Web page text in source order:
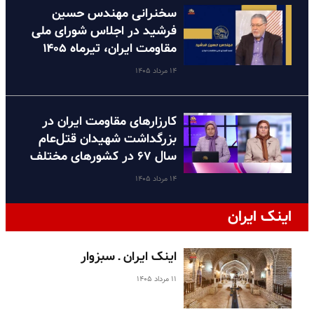
سخنرانی مهندس حسین
فرشید در اجلاس شورای ملی
مقاومت ایران، تیرماه ۱۴۰۵
۱۴ مرداد ۱۴۰۵
کارزارهای مقاومت ایران در
بزرگداشت شهیدان قتل‌عام
سال ۶۷ در کشورهای مختلف
۱۴ مرداد ۱۴۰۵
اینک ایران
اینک ایران ـ سبزوار
۱۱ مرداد ۱۴۰۵